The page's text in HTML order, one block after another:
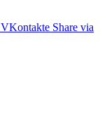
VKontakte Share via